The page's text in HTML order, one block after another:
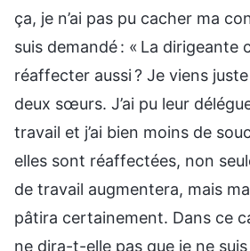
ça, je n’ai pas pu cacher ma
suis demandé : « La dirigeante
réaffecter aussi ? Je viens
deux sœurs. J’ai pu leur
travail et j’ai bien moins de
elles sont réaffectées, non
de travail augmentera, mais
pâtira certainement. Dans ce
ne dira-t-elle pas que je ne